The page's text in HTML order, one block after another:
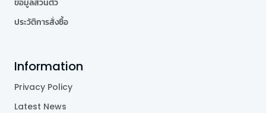
ข้อมูลส่วนตัว
ประวัติการสั่งซื้อ
Information
Privacy Policy
Latest News